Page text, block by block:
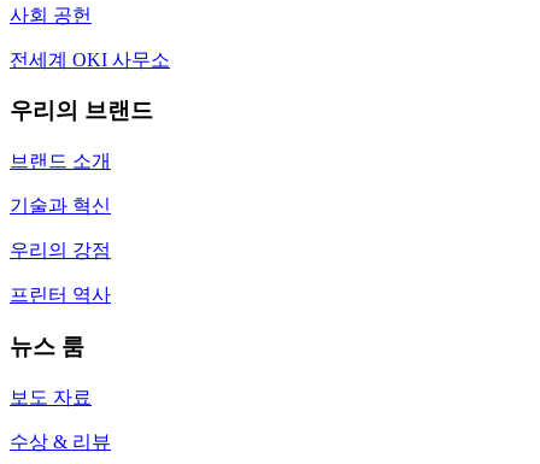
사회 공헌
전세계 OKI 사무소
우리의 브랜드
브랜드 소개
기술과 혁신
우리의 강점
프린터 역사
뉴스 룸
보도 자료
수상 & 리뷰